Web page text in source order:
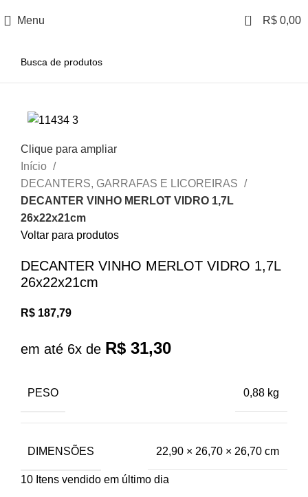
Menu 0 R$ 0,00
Clique para ampliar
Início
DECANTERS, GARRAFAS E LICOREIRAS
DECANTER VINHO MERLOT VIDRO 1,7L
26x22x21cm
Voltar para produtos
DECANTER VINHO MERLOT VIDRO 1,7L
26x22x21cm
R$ 187,79
em até 6x de R$ 31,30
PESO 0,88 kg
DIMENSÕES 22,90 × 26,70 × 26,70 cm
10 Itens vendido em último dia